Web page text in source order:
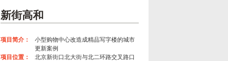
新街高和
项目简介：
小型购物中心改造成精品写字楼的城市
更新案例
项目位置：
北京新街口北大街与北二环路交叉路口